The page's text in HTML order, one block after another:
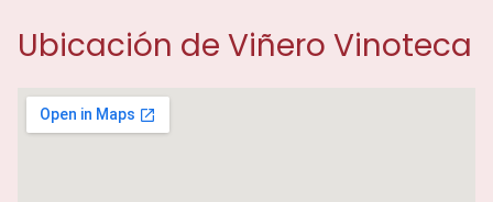
Ubicación de Viñero Vinoteca